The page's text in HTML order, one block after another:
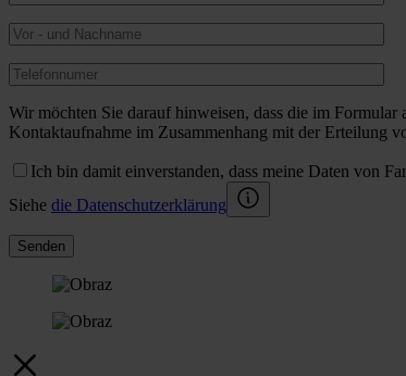
Wir möchten Sie darauf hinweisen, dass die im
Kontaktaufnahme im Zusammenhang mit der Erteilung
Ich bin damit einverstanden, dass meine Daten von
Siehe die Datenschutzerklärung
Senden